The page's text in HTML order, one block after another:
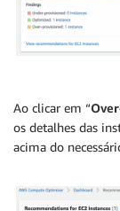
Ao clicar em “
os detalhes das
acima do